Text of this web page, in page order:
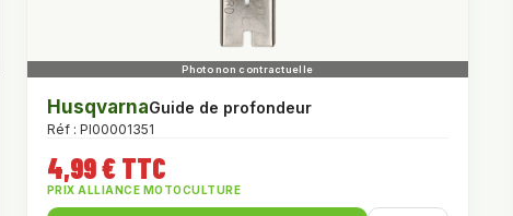
HusqvarnaGuide de profondeur
Réf : PI00001351
4,99 € TTC
PRIX ALLIANCE MOTOCULTURE